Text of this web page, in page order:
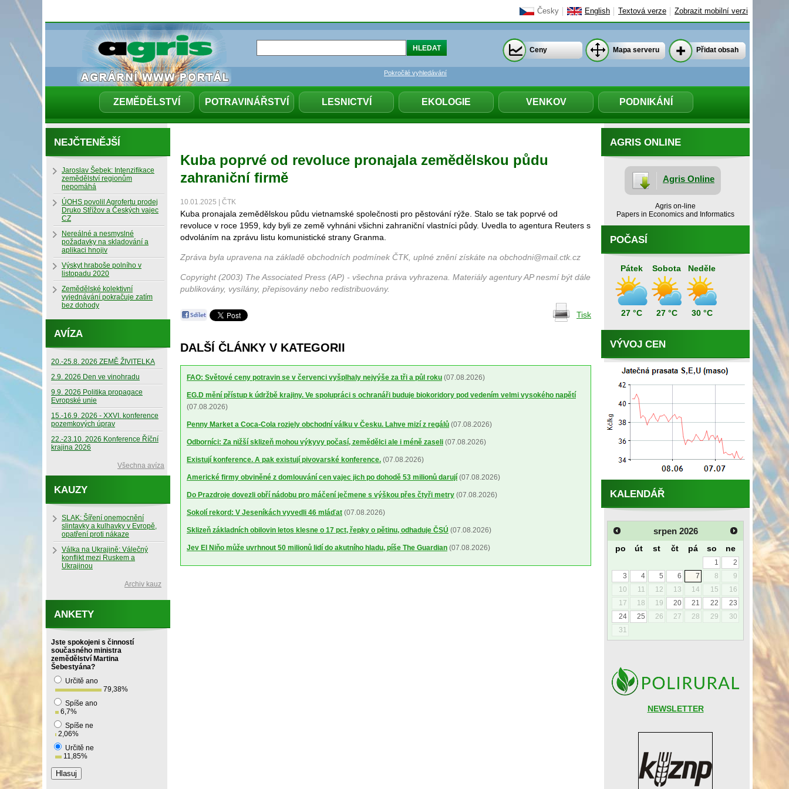
Česky English Textová verze Zobrazit mobilní verzi
ZEMĚDĚLSTVÍ POTRAVINÁŘSTVÍ LESNICTVÍ EKOLOGIE VENKOV PODNIKÁNÍ
Pokročilé vyhledávání
Ceny Mapa serveru Přidat obsah
Kuba poprvé od revoluce pronajala zemědělskou půdu
zahraniční firmě
10.01.2025 | ČTK
Kuba pronajala zemědělskou půdu vietnamské společnosti pro pěstování rýže. Stalo se tak poprvé od
revoluce v roce 1959, kdy byli ze země vyhnáni všichni zahraniční vlastníci půdy. Uvedla to agentura Reuters s
odvoláním na zprávu listu komunistické strany Granma.
Zpráva byla upravena na základě obchodních podmínek ČTK, uplné znění získáte na obchodni@mail.ctk.cz
Copyright (2003) The Associated Press (AP) - všechna práva vyhrazena. Materiály agentury AP nesmí být dále
publikovány, vysílány, přepisovány nebo redistribuovány.
Tisk
DALŠÍ ČLÁNKY V KATEGORII
FAO: Světové ceny potravin se v červenci vyšplhaly nejvýše za tři a půl roku (07.08.2026)
EG.D mění přístup k údržbě krajiny. Ve spolupráci s ochranáři buduje biokoridory pod vedením velmi vysokého napětí
(07.08.2026)
Penny Market a Coca-Cola rozjely obchodní válku v Česku. Lahve mizí z regálů (07.08.2026)
Odborníci: Za nižší sklizeň mohou výkyvy počasí, zemědělci ale i méně zaseli (07.08.2026)
Existují konference. A pak existují pivovarské konference. (07.08.2026)
Americké firmy obviněné z domlouvání cen vajec jich po dohodě 53 milionů darují (07.08.2026)
Do Prazdroje dovezli obří nádobu pro máčení ječmene s výškou přes čtyři metry (07.08.2026)
Sokolí rekord: V Jeseníkách vyvedli 46 mláďat (07.08.2026)
Sklizeň základních obilovin letos klesne o 17 pct, řepky o pětinu, odhaduje ČSÚ (07.08.2026)
Jev El Niňo může uvrhnout 50 milionů lidí do akutního hladu, píše The Guardian (07.08.2026)
AGRIS ONLINE
Agris Online
Agris on-line
Papers in Economics and Informatics
POČASÍ
Pátek
27 °C
Sobota
27 °C
Neděle
30 °C
VÝVOJ CEN
KALENDÁŘ
srpen 2026
po út st čt pá so ne
1
2
3
4 5 6 7 8
9
10
11 12 13 14 15
16
17
18 19 20 21 22
23
24
25 26 27 28 29
30
31
NEWSLETTER
NEJČTENĚJŠÍ
Jaroslav Šebek: Intenzifikace
zemědělství regionům
nepomáhá
ÚOHS povolil Agrofertu prodej
Druko Střížov a Českých vajec
CZ
Nereálné a nesmyslné
požadavky na skladování a
aplikaci hnojiv
Výskyt hraboše polního v
listopadu 2020
Zemědělské kolektivní
vyjednávání pokračuje zatím
bez dohody
AVÍZA
20.-25.8. 2026 ZEMĚ ŽIVITELKA
2.9. 2026 Den ve vinohradu
9.9. 2026 Politika propagace
Evropské unie
15.-16.9. 2026 - XXVI. konference
pozemkových úprav
22.-23.10. 2026 Konference Říční
krajina 2026
Všechna avíza
KAUZY
SLAK: Šíření onemocnění
slintavky a kulhavky v Evropě,
opatření proti nákaze
Válka na Ukrajině: Válečný
konflikt mezi Ruskem a
Ukrajinou
Archiv kauz
ANKETY
Jste spokojeni s činností
současného ministra
zemědělství Martina
Šebestyána?
Určitě ano
79,38%
Spíše ano
6,7%
Spíše ne
2,06%
Určitě ne
11,85%